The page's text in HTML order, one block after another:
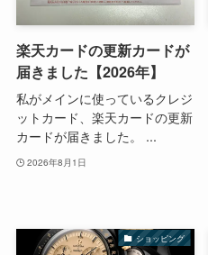
楽天カードの更新カードが
届きました【2026年】
私がメインに使っているクレジ
ットカード、楽天カードの更新
カードが届きました。 ...
2026年8月1日
ショッピング